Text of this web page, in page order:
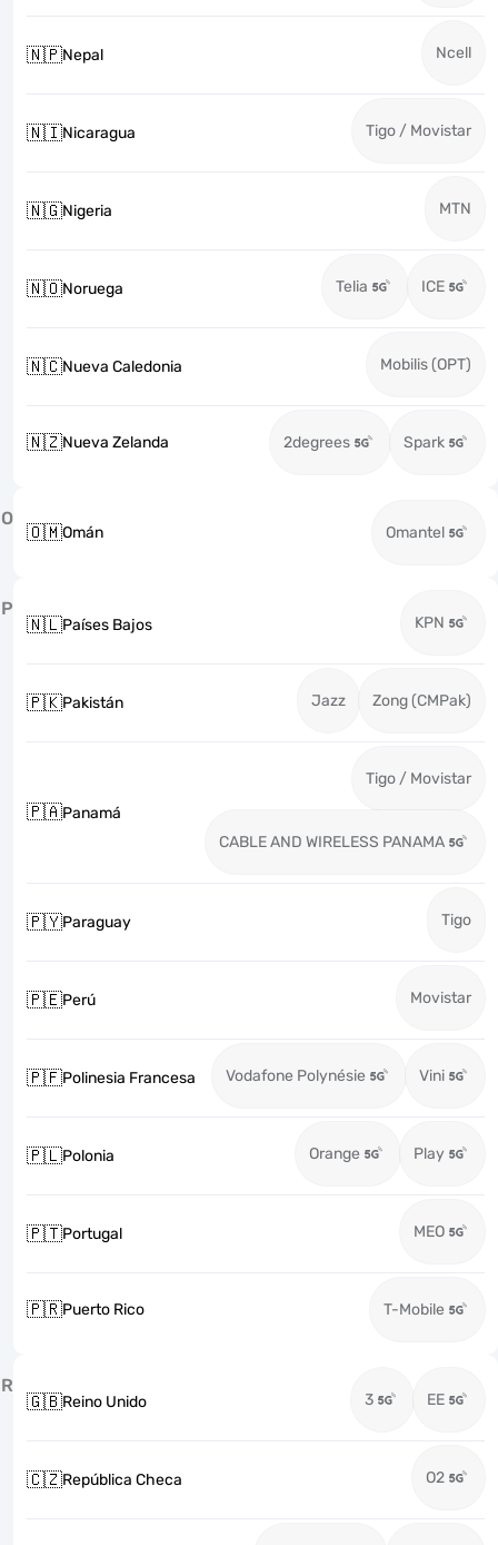
🇳🇵Nepal Ncell
🇳🇮Nicaragua Tigo / Movistar
🇳🇬Nigeria MTN
🇳🇴Noruega Telia ICE
🇳🇨Nueva Caledonia Mobilis (OPT)
🇳🇿Nueva Zelanda 2degrees Spark
O
🇴🇲Omán Omantel
P
🇳🇱Países Bajos KPN
🇵🇰Pakistán Jazz Zong (CMPak)
🇵🇦Panamá
Tigo / Movistar
CABLE AND WIRELESS PANAMA
🇵🇾Paraguay Tigo
🇵🇪Perú Movistar
🇵🇫Polinesia Francesa Vodafone Polynésie Vini
🇵🇱Polonia Orange Play
🇵🇹Portugal MEO
🇵🇷Puerto Rico T-Mobile
R
🇬🇧Reino Unido 3 EE
🇨🇿República Checa O2